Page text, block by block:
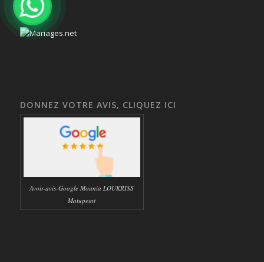
DONNEZ VOTRE AVIS, CLIQUEZ ICI
Avoir-avis-Google Mounia LOUKRISS
Matupeint